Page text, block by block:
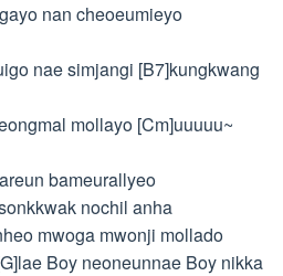
nan cheoeumieyo
nae simjangi [B7]kungkwang
mollayo [Cm]uuuuu~
bameurallyeo
nochil anha
mwoga mwonji mollado
Boy neoneunnae Boy nikka